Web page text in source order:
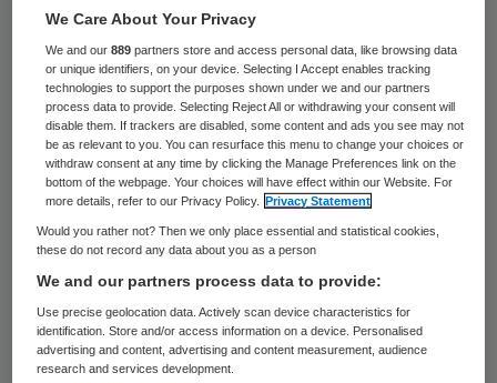
‘aanbestedingswaanzin door gemeenten’.
Om hun eisen kracht bij te zetten, gaan zo’n
2500 jeugdzorgwerkers maandag 3
september actie voeren in Den Haag. Dit
meldt FNV Zorg & Welzijn.
De jeugdzorgwerkers zijn boos omdat zij
door jarenlang bezuinigen, aanbestedingen
door gemeenten en torenhoge
administratiedruk niet meer genoeg
toekomen aan het helpen van kinderen en
gezinnen, aldus devakbond
We Care About Your Privacy
We and our889 partners store and access personal data, like browsing data
or unique identifiers, on your device. Selecting I Accept enables tracking
technologies to support the purposes shown under we and our partners
process data to provide. Selecting Reject All or withdrawing your consent will
disable them. If trackers are disabled, some content and ads you see may not
be as relevant to you. You can resurface this menu to change your choices or
withdraw consent at any time by clicking the Manage Preferences link on the
bottom of the webpage. Your choices will have effect within our Website. For
more details, refer to our Privacy Policy.
Privacy Statement
Would you rather not? Then we only place essential and statistical cookies,
these do not record any data about you as a person
We and our partners process data to provide:
Use precise geolocation data. Actively scan device characteristics for
identification. Store and/or access information on a device. Personalised
advertising and content, advertising and content measurement, audience
research and services development.